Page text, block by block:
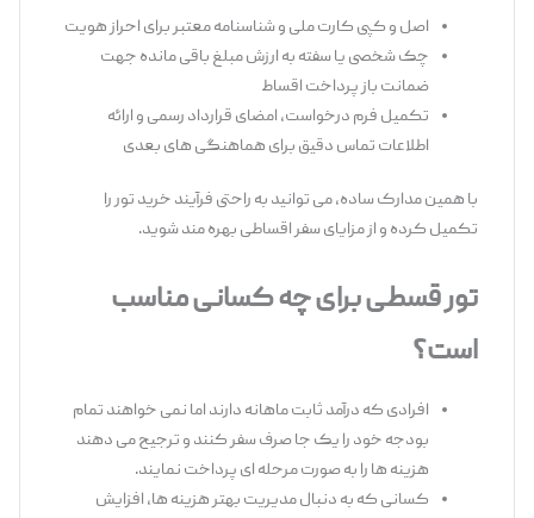
اصل و کپی کارت ملی و شناسنامه معتبر برای احراز هویت
چک شخصی یا سفته به ارزش مبلغ باقی ‌مانده جهت
ضمانت باز پرداخت اقساط
تکمیل فرم درخواست، امضای قرارداد رسمی و ارائه
اطلاعات تماس دقیق برای هماهنگی ‌های بعدی
با همین مدارک ساده، می ‌توانید به ‌راحتی فرآیند خرید تور را
تکمیل کرده و از مزایای سفر اقساطی بهره ‌مند شوید.
تور قسطی برای چه کسانی مناسب
است؟
افرادی که درآمد ثابت ماهانه دارند اما نمی‌ خواهند تمام
بودجه خود را یک ‌جا صرف سفر کنند و ترجیح می ‌دهند
هزینه‌ ها را به ‌صورت مرحله ‌ای پرداخت نمایند.
کسانی که به دنبال مدیریت بهتر هزینه ‌ها، افزایش